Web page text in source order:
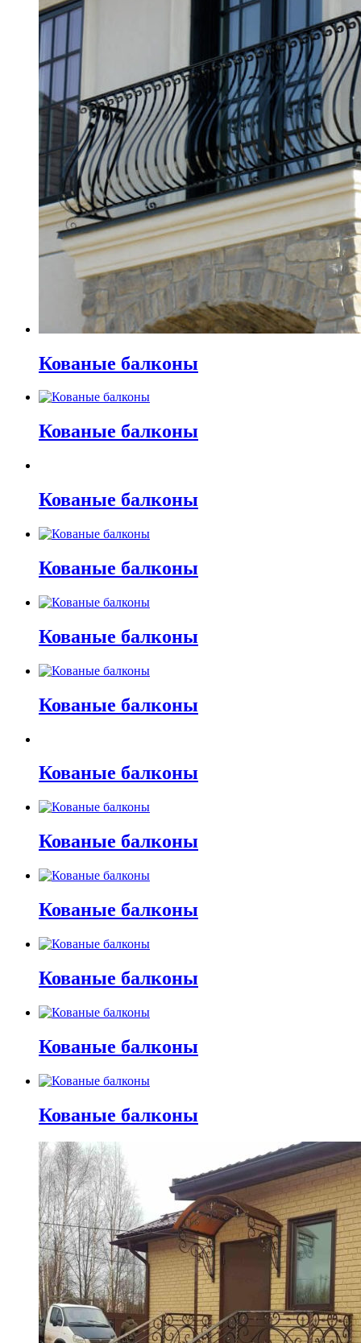
Кованые балконы
Кованые балконы
Кованые балконы
Кованые балконы
Кованые балконы
Кованые балконы
Кованые балконы
Кованые балконы
Кованые балконы
Кованые балконы
Кованые балконы
Кованые балконы